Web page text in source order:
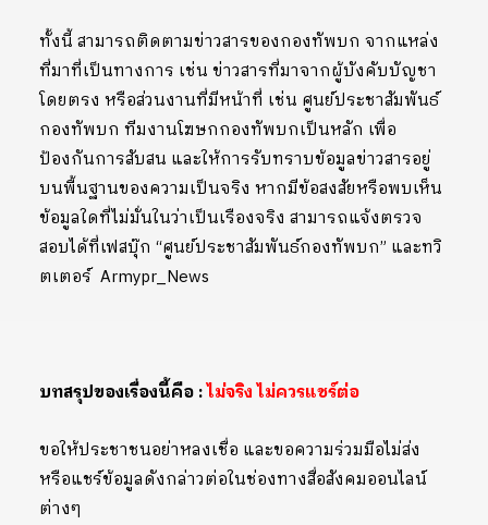
ทั้งนี้ สามารถติดตามข่าวสารของกองทัพบก จากแหล่ง
ที่มาที่เป็นทางการ เช่น ข่าวสารที่มาจากผู้บังคับบัญชา
โดยตรง หรือส่วนงานที่มีหน้าที่ เช่น ศูนย์ประชาสัมพันธ์
กองทัพบก ทีมงานโฆษกกองทัพบกเป็นหลัก เพื่อ
ป้องกันการสับสน และให้การรับทราบข้อมูลข่าวสารอยู่
บนพื้นฐานของความเป็นจริง หากมีข้อสงสัยหรือพบเห็น
ข้อมูลใดที่ไม่มั่นในว่าเป็นเรืองจริง สามารถแจ้งตรวจ
สอบได้ที่เฟสบุ๊ก “ศูนย์ประชาสัมพันธ์กองทัพบก” และทวิ
ตเตอร์ Armypr_News
บทสรุปของเรื่องนี้คือ :ไม่จริง ไม่ควรแชร์ต่อ
ขอให้ประชาชนอย่าหลงเชื่อ และขอความร่วมมือไม่ส่ง
หรือแชร์ข้อมูลดังกล่าวต่อในช่องทางสื่อสังคมออนไลน์
ต่างๆ